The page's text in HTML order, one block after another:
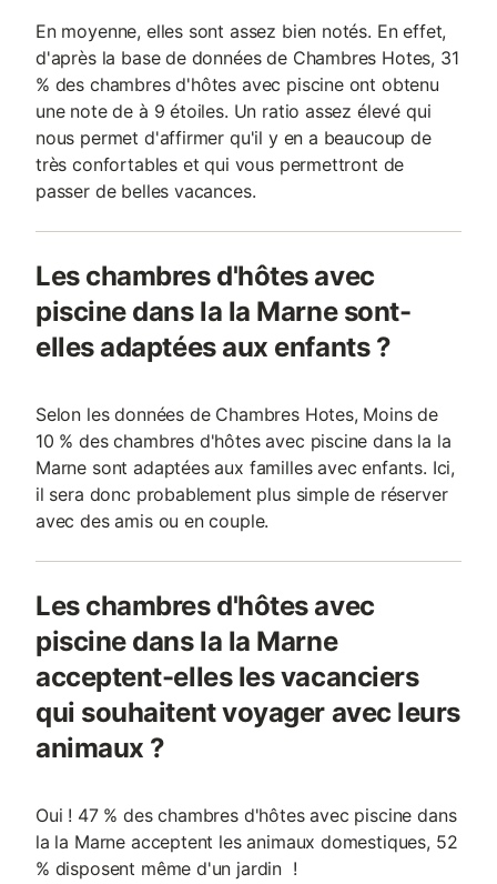
En moyenne, elles sont assez bien notés. En effet,
d'après la base de données de Chambres Hotes, 31
% des chambres d'hôtes avec piscine ont obtenu
une note de à 9 étoiles. Un ratio assez élevé qui
nous permet d'affirmer qu'il y en a beaucoup de
très confortables et qui vous permettront de
passer de belles vacances.
Les chambres d'hôtes avec
piscine dans la la Marne sont-
elles adaptées aux enfants ?
Selon les données de Chambres Hotes, Moins de
10 % des chambres d'hôtes avec piscine dans la la
Marne sont adaptées aux familles avec enfants. Ici,
il sera donc probablement plus simple de réserver
avec des amis ou en couple.
Les chambres d'hôtes avec
piscine dans la la Marne
acceptent-elles les vacanciers
qui souhaitent voyager avec leurs
animaux ?
Oui ! 47 % des chambres d'hôtes avec piscine dans
la la Marne acceptent les animaux domestiques, 52
% disposent même d'un jardin !